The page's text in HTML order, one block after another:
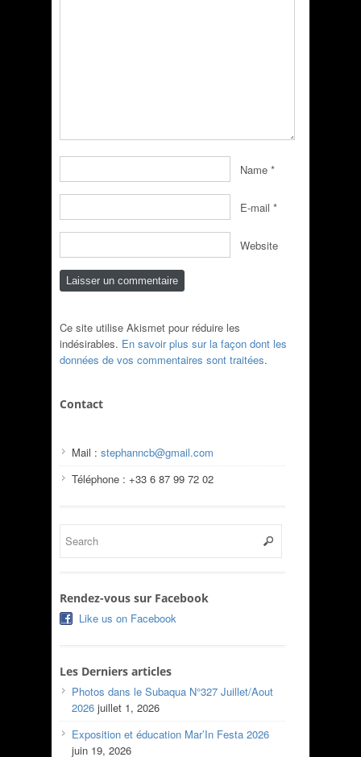
Name *
E-mail *
Website
Ce site utilise Akismet pour réduire les
indésirables. En savoir plus sur la façon dont les
données de vos commentaires sont traitées.
Contact
Mail : stephanncb@gmail.com
Téléphone : +33 6 87 99 72 02
Rendez-vous sur Facebook
Like us on Facebook
Les Derniers articles
Photos dans le Subaqua N°327 Juillet/Aout
2026 juillet 1, 2026
Exposition et éducation Mar’In Festa 2026
juin 19, 2026